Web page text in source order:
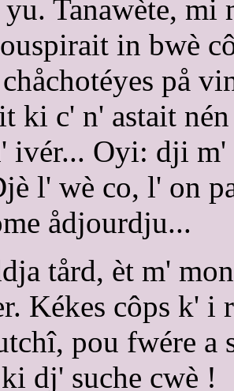
Tanawète, mi
in bwè
på
ki c' n' astait
ivér... Oyi: dji
l' wè co, l' on
ådjourdju...
tård, èt m'
Kékes côps k' i
pou fwére
dj' suche cwè !